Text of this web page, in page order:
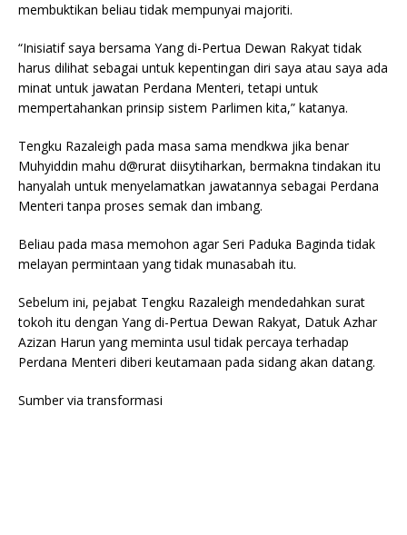
membuktikan beliau tidak mempunyai majoriti.
“Inisiatif saya bersama Yang di-Pertua Dewan Rakyat tidak
harus dilihat sebagai untuk kepentingan diri saya atau saya ada
minat untuk jawatan Perdana Menteri, tetapi untuk
mempertahankan prinsip sistem Parlimen kita,” katanya.
Tengku Razaleigh pada masa sama mendkwa jika benar
Muhyiddin mahu d@rurat diisytiharkan, bermakna tindakan itu
hanyalah untuk menyelamatkan jawatannya sebagai Perdana
Menteri tanpa proses semak dan imbang.
Beliau pada masa memohon agar Seri Paduka Baginda tidak
melayan permintaan yang tidak munasabah itu.
Sebelum ini, pejabat Tengku Razaleigh mendedahkan surat
tokoh itu dengan Yang di-Pertua Dewan Rakyat, Datuk Azhar
Azizan Harun yang meminta usul tidak percaya terhadap
Perdana Menteri diberi keutamaan pada sidang akan datang.
Sumber via transformasi